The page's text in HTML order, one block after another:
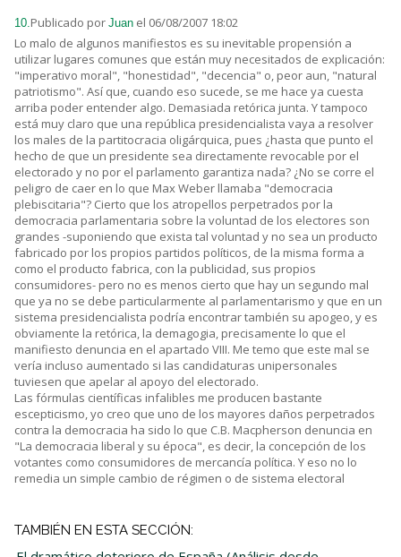
10.Publicado por Juan el 06/08/2007 18:02
Lo malo de algunos manifiestos es su inevitable propensión a
utilizar lugares comunes que están muy necesitados de explicación:
"imperativo moral", "honestidad", "decencia" o, peor aun, "natural
patriotismo". Así que, cuando eso sucede, se me hace ya cuesta
arriba poder entender algo. Demasiada retórica junta. Y tampoco
está muy claro que una república presidencialista vaya a resolver
los males de la partitocracia oligárquica, pues ¿hasta que punto el
hecho de que un presidente sea directamente revocable por el
electorado y no por el parlamento garantiza nada? ¿No se corre el
peligro de caer en lo que Max Weber llamaba "democracia
plebiscitaria"? Cierto que los atropellos perpetrados por la
democracia parlamentaria sobre la voluntad de los electores son
grandes -suponiendo que exista tal voluntad y no sea un producto
fabricado por los propios partidos políticos, de la misma forma a
como el producto fabrica, con la publicidad, sus propios
consumidores- pero no es menos cierto que hay un segundo mal
que ya no se debe particularmente al parlamentarismo y que en un
sistema presidencialista podría encontrar también su apogeo, y es
obviamente la retórica, la demagogia, precisamente lo que el
manifiesto denuncia en el apartado VIII. Me temo que este mal se
vería incluso aumentado si las candidaturas unipersonales
tuviesen que apelar al apoyo del electorado.
Las fórmulas científicas infalibles me producen bastante
escepticismo, yo creo que uno de los mayores daños perpetrados
contra la democracia ha sido lo que C.B. Macpherson denuncia en
"La democracia liberal y su época", es decir, la concepción de los
votantes como consumidores de mercancía política. Y eso no lo
remedia un simple cambio de régimen o de sistema electoral
TAMBIÉN EN ESTA SECCIÓN: